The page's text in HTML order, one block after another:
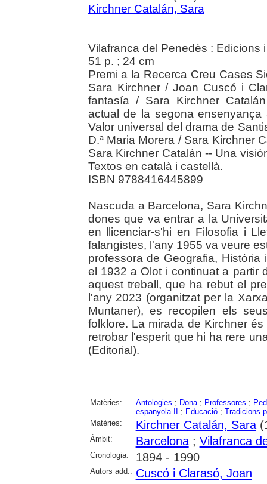
Kirchner Catalán, Sara
Vilafranca del Penedès : Edicions
51 p. ; 24 cm
Premi a la Recerca Creu Cases
Sara Kirchner / Joan Cuscó i
fantasía / Sara Kirchner
actual de la segona
Valor universal del drama de
D.ª Maria Morera / Sara Kirchner
Sara Kirchner Catalán -- Una
Textos en català i castellà.
ISBN 9788416445899
Nascuda a Barcelona, Sara
dones que va entrar a la
en llicenciar-s'hi en Filosofia i
falangistes, l'any 1955 va veure
professora de Geografia,
el 1932 a Olot i continuat a partir
aquest treball, que ha rebut el
l'any 2023 (organitzat per la
Muntaner), es recopilen els
folklore. La mirada de Kirchner
retrobar l'esperit que hi ha rere
(Editorial).
Matèries: Antologies ; Dona; Professores ;
espanyola II ; Educació; Tradicions
Matèries:
Kirchner Catalán, Sara
Àmbit: Barcelona; Vilafranca
Cronologia: 1894 - 1990
Autors add.: Cuscó i Clarasó, Joan